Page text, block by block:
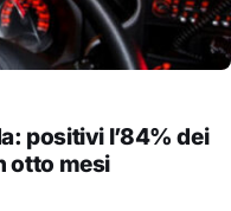
positivi l’84% dei
otto mesi